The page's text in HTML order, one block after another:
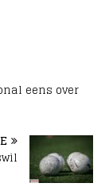
eens over